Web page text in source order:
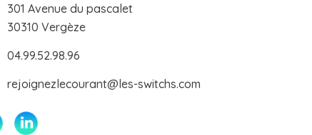
301 Avenue du pascalet
30310 Vergèze
04.99.52.98.96
rejoignezlecourant@les-switchs.com